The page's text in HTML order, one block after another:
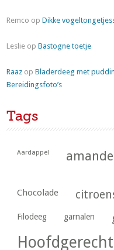
Remco opDikke
Leslie opBastogne toetje
Raaz opBladerdeeg met
Bereidingsfoto’s
Tags
Aardappel
Chocolade
Filodeeg garnalen